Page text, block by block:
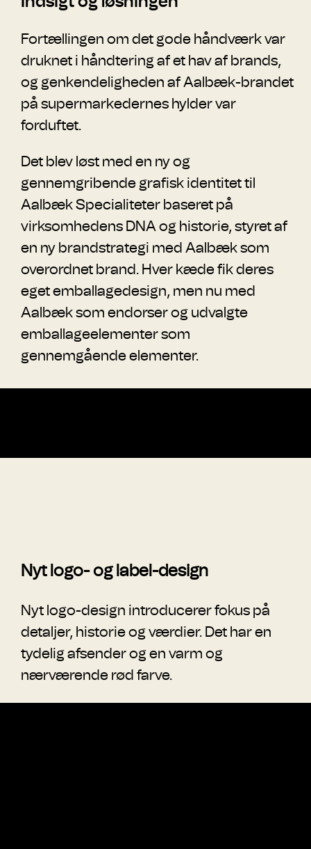
Fortællingen om det gode håndværk var
druknet i håndtering af et hav af brands,
og genkendeligheden af Aalbæk-brandet
på supermarkedernes hylder var
forduftet.
Det blev løst med en ny og
gennemgribende grafisk identitet til
Aalbæk Specialiteter baseret på
virksomhedens DNA og historie, styret af
en ny brandstrategi med Aalbæk som
overordnet brand. Hver kæde fik deres
eget emballagedesign, men nu med
Aalbæk som endorser og udvalgte
emballageelementer som
gennemgående elementer.
Nyt logo- og label-design
Nyt logo-design introducerer fokus på
detaljer, historie og værdier. Det har en
tydelig afsender og en varm og
nærværende rød farve.